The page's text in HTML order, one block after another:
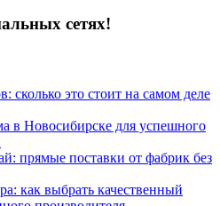
сетях!
сколько это стоит на самом деле
в Новосибирске для успешного
прямые поставки от фабрик без
как выбрать качественный